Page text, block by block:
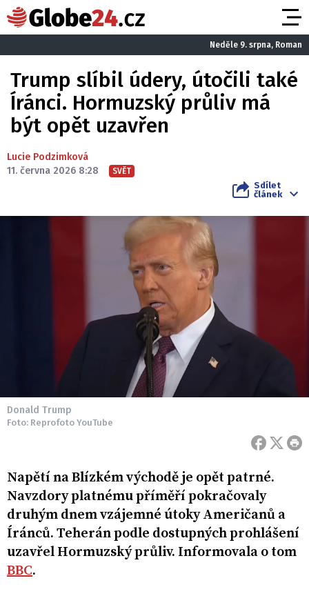
Neděle 9. srpna, Roman
Trump slíbil údery, útočili také
Íránci. Hormuzský průliv má
být opět uzavřen
Lucie Podzimková
11. června 2026 8:28
SVĚT
Sdílet
článek
Donald Trump
Foto: Reprofoto YouTube
Napětí na Blízkém východě je opět patrné.
Navzdory platnému příměří pokračovaly
druhým dnem vzájemné útoky Američanů a
Íránců. Teherán podle dostupných prohlášení
uzavřel Hormuzský průliv. Informovala o tom
BBC.